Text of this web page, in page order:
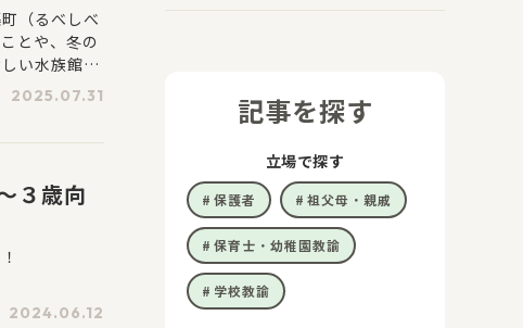
（るべしべ
とや、冬の
い水族館で
2025.07.31
３歳向
2024.06.12
記事を探す
立場で探す
保護者 祖父母・親戚
保育士・幼稚園教諭
学校教諭